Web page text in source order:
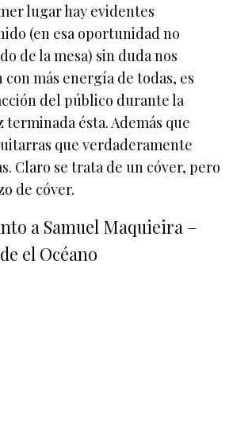
lugar hay evidentes
(en esa oportunidad no
de la mesa) sin duda nos
más energía de todas, es
del público durante la
terminada ésta. Además que
que verdaderamente
Claro se trata de un cóver, pero
de cóver.
a Samuel Maquieira –
el Océano